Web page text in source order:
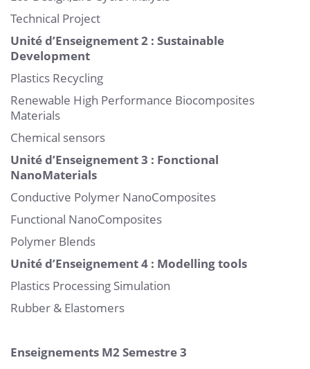
Technical Project
Unité d’Enseignement 2 : Sustainable
Development
Plastics Recycling
Renewable High Performance Biocomposites
Materials
Chemical sensors
Unité d’Enseignement 3 : Fonctional
NanoMaterials
Conductive Polymer NanoComposites
Functional NanoComposites
Polymer Blends
Unité d’Enseignement 4 : Modelling tools
Plastics Processing Simulation
Rubber & Elastomers
Enseignements M2 Semestre 3